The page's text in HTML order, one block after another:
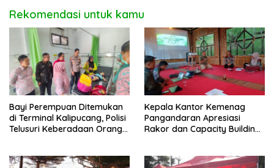
Rekomendasi untuk kamu
Bayi Perempuan Ditemukan
di Terminal Kalipucang, Polisi
Telusuri Keberadaan Orang
Kepala Kantor Kemenag
Pangandaran Apresiasi
Rakor dan Capacity Building
Antar Lini